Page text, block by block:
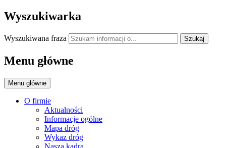
Wyszukiwarka
Wyszukiwana fraza Szukaj
Menu główne
Menu główne
O firmie
Aktualności
Informacje ogólne
Mapa dróg
Wykaz dróg
Nasza kadra